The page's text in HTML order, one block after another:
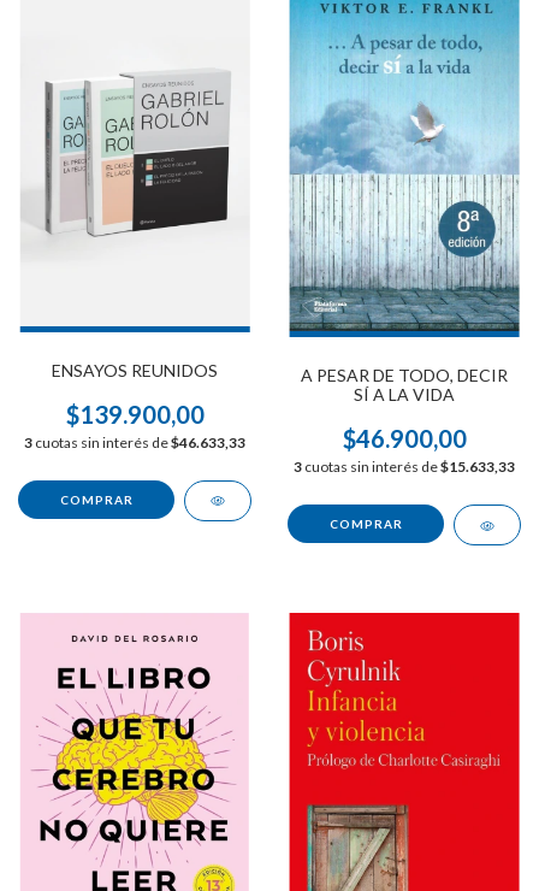
ENSAYOS REUNIDOS
$139.900,00
3 cuotas sin interés de$46.633,33
A PESAR DE TODO, DECIR
SÍ A LA VIDA
$46.900,00
3 cuotas sin interés de$15.633,33